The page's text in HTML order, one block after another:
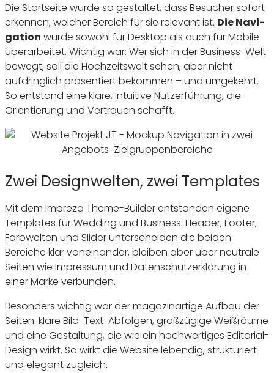
Die Start­seite wurde so gestaltet, dass Besu­cher sofort
erkennen, welcher Bereich für sie rele­vant ist. Die Navi­
ga­tion wurde sowohl für Desktop als auch für Mobile
über­ar­beitet. Wichtig war: Wer sich in der Busi­ness-Welt
bewegt, soll die Hoch­zeits­welt sehen, aber nicht
aufdring­lich präsen­tiert bekommen – und umge­kehrt.
So entstand eine klare, intui­tive Nutzer­füh­rung, die
Orien­tie­rung und Vertrauen schafft.
Zwei Designwelten, zwei Templates
Mit dem Impreza Theme-Builder entstanden eigene
Templates für Wedding und Busi­ness. Header, Footer,
Farb­welten und Slider unter­scheiden die beiden
Bereiche klar vonein­ander, bleiben aber über neutrale
Seiten wie Impressum und Daten­schutz­er­klä­rung in
einer Marke verbunden.
Beson­ders wichtig war der maga­zin­ar­tige Aufbau der
Seiten: klare Bild-Text-Abfolgen, groß­zü­gige Weiß­räume
und eine Gestal­tung, die wie ein hoch­wer­tiges Edito­rial-
Design wirkt. So wirkt die Website lebendig, struk­tu­riert
und elegant zugleich.